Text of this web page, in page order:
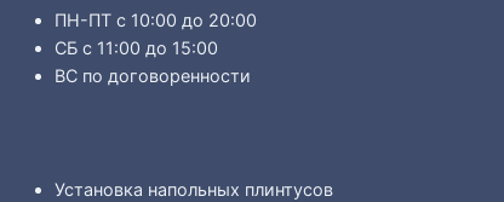
ПН-ПТ с 10:00 до 20:00
СБ с 11:00 до 15:00
ВС по договоренности
Установка напольных плинтусов